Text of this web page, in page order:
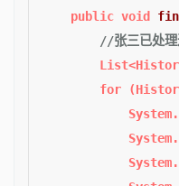
public void
//张三已处理
for